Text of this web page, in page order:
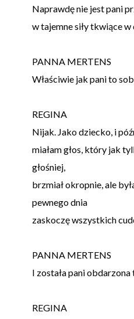
Naprawdę nie jest pani
w tajemne siły tkwiące w
PANNA MERTENS
Właściwie jak pani to
REGINA
Nijak. Jako dziecko, i
miałam głos, który jak
głośniej,
brzmiał okropnie, ale
pewnego dnia
zaskoczę wszystkich
PANNA MERTENS
I została pani obdarzona
REGINA